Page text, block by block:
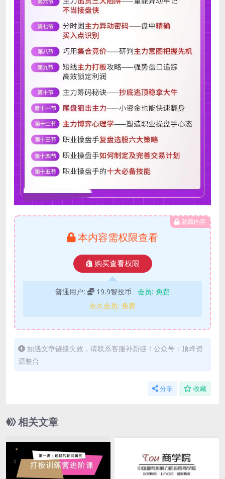
隐藏内容
本内容需权限查看
购买查看权限
普通用户: 19.9智投币 会员: 免费
永久会员: 免费
如遇文章链接失效，请联系客服补新链！公众号：顶峰资
源整合
分享 收藏
相关文章